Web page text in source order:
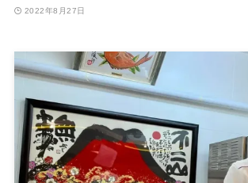
2022年8月27日